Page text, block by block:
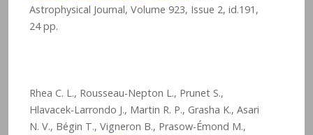
Astrophysical Journal, Volume 923, Issue 2, id.191,
24 pp.
Rhea C. L., Rousseau-Nepton L., Prunet S.,
Hlavacek-Larrondo J., Martin R. P., Grasha K., Asari
N. V., Bégin T., Vigneron B., Prasow-Émond M.,